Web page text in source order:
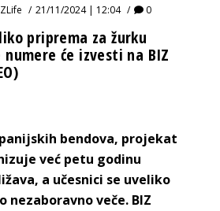
21/11/2024 | 12:04 0
priprema za žurku
će izvesti na BIZ
bendova, projekat
već petu godinu
a učesnici se uveliko
nezaboravno veče. BIZ